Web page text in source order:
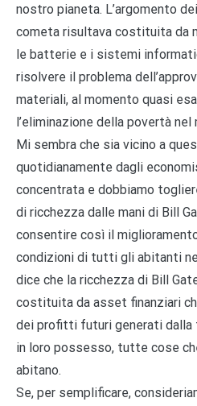
nostro pianeta. L’argomento
cometa risultava costituita da
le batterie e i sistemi
risolvere il problema
materiali, al momento quasi
l’eliminazione della povertà nel
Mi sembra che sia vicino a
quotidianamente dagli
concentrata e dobbiamo
di ricchezza dalle mani di Bill
consentire così il
condizioni di tutti gli abitanti
dice che la ricchezza di Bill
costituita da asset finanziari
dei profitti futuri generati
in loro possesso, tutte cose
abitano.
Se, per semplificare,